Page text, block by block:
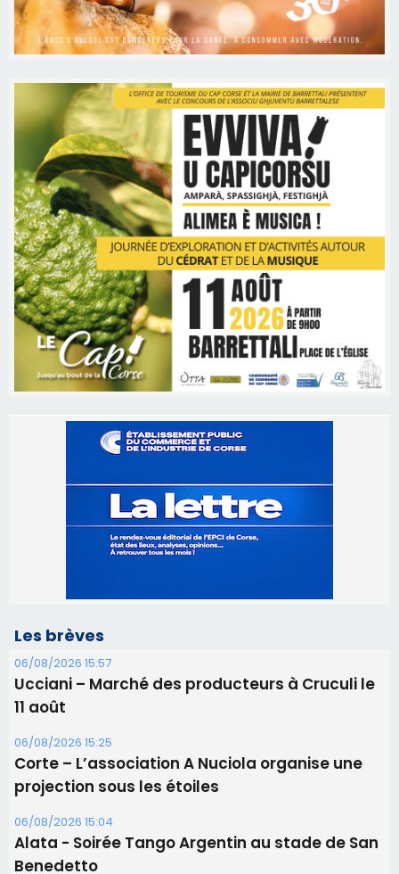
06/08/2026 15:57
Ucciani – Marché des producteurs à Cruculi le
Corte – L’association A Nuciola organise une
projection sous les étoiles
06/08/2026 15:04
Alata - Soirée Tango Argentin au stade de San
Benedetto
05/08/2026 09:53
Biguglia : messe de la Sainte-Marie et
procession le 14 août
31/07/2026 08:24
Tennis - Début ce week-end du tournoi du
RCPV